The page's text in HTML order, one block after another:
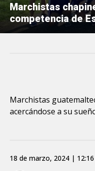
Marchistas
competencia de
Marchistas
acercándose a su
18 de marzo, 2024 | 12:16